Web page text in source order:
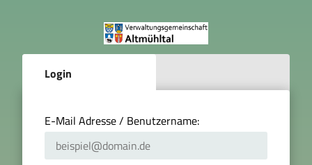
Login
E-Mail Adresse / Benutzername: